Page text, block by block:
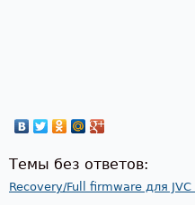
Темы без ответов:
Recovery/Full firmware для JVC